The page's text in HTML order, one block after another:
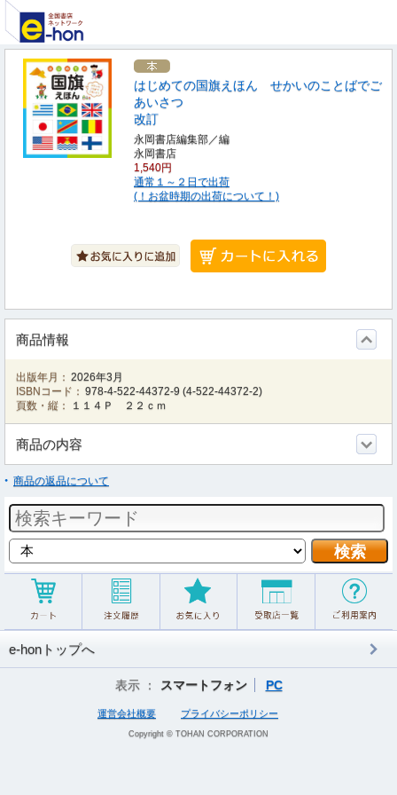
はじめての国旗えほん せかいのことばでご
あいさつ
改訂
永岡書店編集部／編
永岡書店
1,540円
通常１～２日で出荷
(！お盆時期の出荷について！)
商品情報
出版年月： 2026年3月
ISBNコード： 978-4-522-44372-9 (4-522-44372-2)
頁数・縦：
１１４Ｐ ２２ｃｍ
商品の内容
商品の返品について
e-honトップへ
表示 ： スマートフォン PC
運営会社概要 プライバシーポリシー
Copyright © TOHAN CORPORATION